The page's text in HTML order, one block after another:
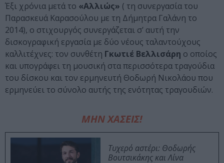
Έξι χρόνια μετά το «Αλλιώς» ( τη συνεργασία του
Παρασκευά Καρασούλου με τη Δήμητρα Γαλάνη το
2014), ο στιχουργός συνεργάζεται σ’ αυτή την
δισκογραφική εργασία με δύο νέους ταλαντούχους
καλλιτέχνες: τον συνθέτη Γκωτιέ Βελλισάρη ο οποίος
και υπογράφει τη μουσική στα περισσότερα τραγούδια
του δίσκου και τον ερμηνευτή Θοδωρή Νικολάου που
ερμηνεύει το σύνολο αυτής της ενότητας τραγουδιών.
ΜΗΝ ΧΑΣΕΙΣ!
Τυχερό αστέρι: Θοδωρής
Βουτσικάκης και Λίνα